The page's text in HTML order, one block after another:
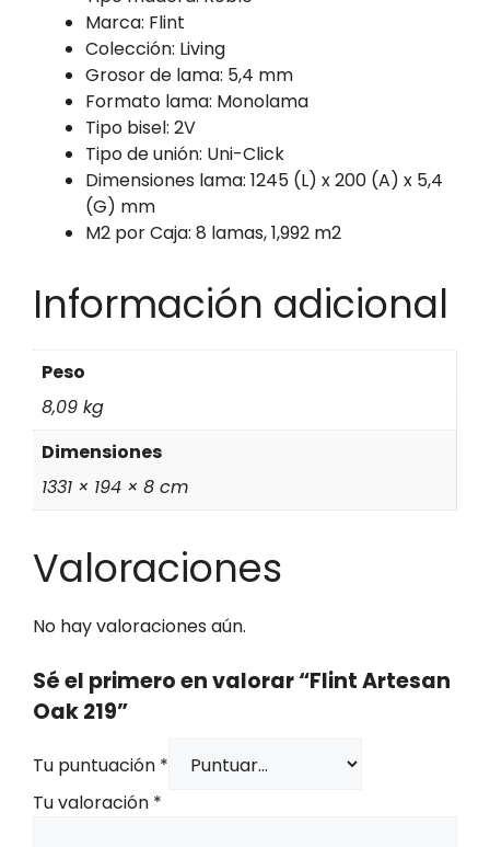
Marca: Flint
Colección: Living
Grosor de lama: 5,4 mm
Formato lama: Monolama
Tipo bisel: 2V
Tipo de unión: Uni-Click
Dimensiones lama: 1245 (L) x 200 (A) x 5,4
(G) mm
M2 por Caja: 8 lamas, 1,992 m2
Información adicional
Peso
8,09 kg
Dimensiones
1331 × 194 × 8 cm
Valoraciones
No hay valoraciones aún.
Sé el primero en valorar “Flint Artesan
Oak 219”
Tu puntuación *
Tu valoración *